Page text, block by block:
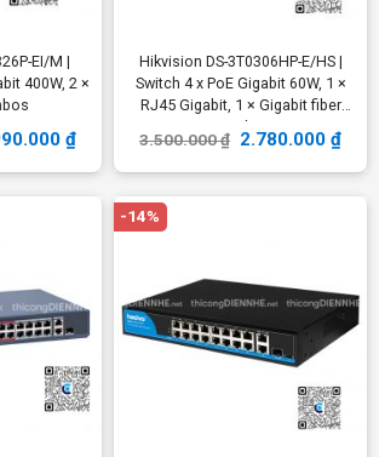
EI/M |
400W, 2 ×
₫
Hikvision DS-3T0306HP-E/HS |
Switch 4 x PoE Gigabit 60W, 1 ×
RJ45 Gigabit, 1 × Gigabit fiber
optical port
3.500.000₫ 2.780.000₫
-14%